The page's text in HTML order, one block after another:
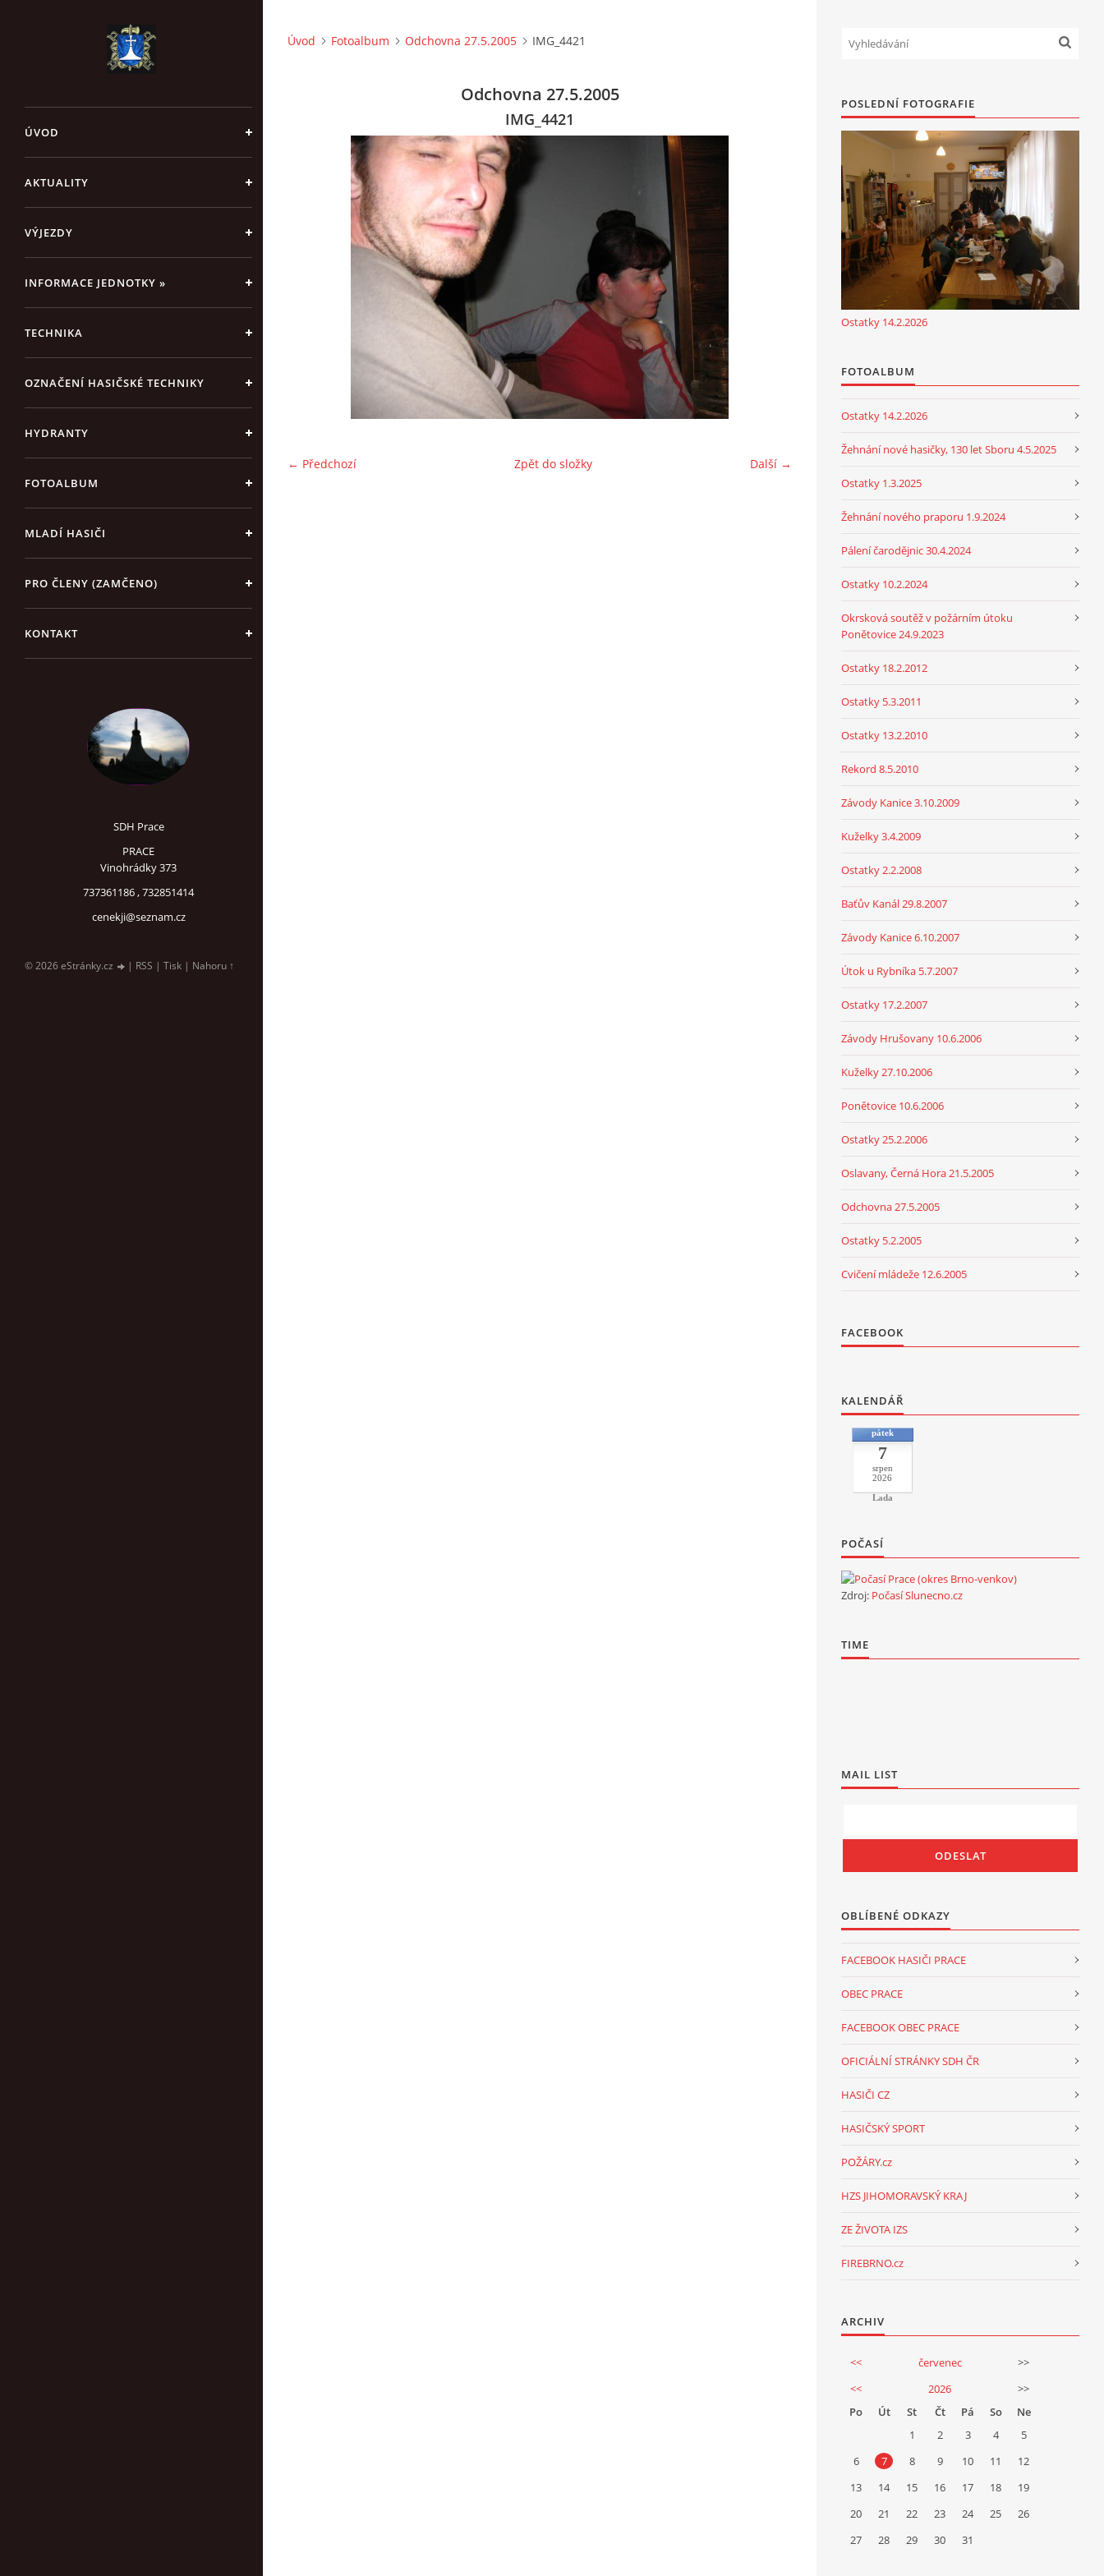
ÚVOD
AKTUALITY
VÝJEZDY
INFORMACE JEDNOTKY »
TECHNIKA
OZNAČENÍ HASIČSKÉ TECHNIKY
HYDRANTY
FOTOALBUM
MLADÍ HASIČI
PRO ČLENY (ZAMČENO)
KONTAKT
SDH Prace
PRACE
Vinohrádky 373
737361186 , 732851414
cenekji@seznam.cz
© 2026 eStránky.cz | RSS | Tisk | Nahoru ↑
Úvod Fotoalbum Odchovna 27.5.2005 IMG_4421
Odchovna 27.5.2005
IMG_4421
← Předchozí Další →
Zpět do složky
POSLEDNÍ FOTOGRAFIE
Ostatky 14.2.2026
FOTOALBUM
Ostatky 14.2.2026
Žehnání nové hasičky, 130 let Sboru 4.5.2025
Ostatky 1.3.2025
Žehnání nového praporu 1.9.2024
Pálení čarodějnic 30.4.2024
Ostatky 10.2.2024
Okrsková soutěž v požárním útoku
Ponětovice 24.9.2023
Ostatky 18.2.2012
Ostatky 5.3.2011
Ostatky 13.2.2010
Rekord 8.5.2010
Závody Kanice 3.10.2009
Kuželky 3.4.2009
Ostatky 2.2.2008
Baťův Kanál 29.8.2007
Závody Kanice 6.10.2007
Útok u Rybníka 5.7.2007
Ostatky 17.2.2007
Závody Hrušovany 10.6.2006
Kuželky 27.10.2006
Ponětovice 10.6.2006
Ostatky 25.2.2006
Oslavany, Černá Hora 21.5.2005
Odchovna 27.5.2005
Ostatky 5.2.2005
Cvičení mládeže 12.6.2005
FACEBOOK
KALENDÁŘ
pátek
7
srpen
2026
Lada
POČASÍ
Zdroj: Počasí Slunecno.cz
TIME
MAIL LIST
OBLÍBENÉ ODKAZY
FACEBOOK HASIČI PRACE
OBEC PRACE
FACEBOOK OBEC PRACE
OFICIÁLNÍ STRÁNKY SDH ČR
HASIČI CZ
HASIČSKÝ SPORT
POŽÁRY.cz
HZS JIHOMORAVSKÝ KRAJ
ZE ŽIVOTA IZS
FIREBRNO.cz
ARCHIV
<< červenec
>>
<<
2026
>>
Po
Út St Čt Pá So
Ne
1
2 3 4
5
6
7 8 9 10 11
12
13
14 15 16 17 18
19
20
21 22 23 24 25
26
27
28 29 30 31